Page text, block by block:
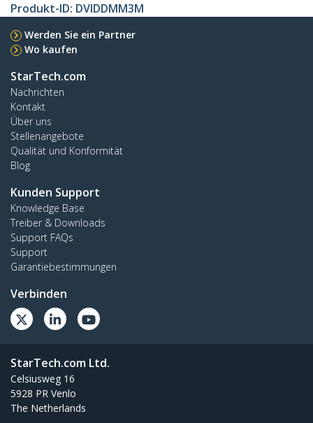
Produkt-ID: DVIDDMM3M
Werden Sie ein Partner
Wo kaufen
StarTech.com
Nachrichten
Kontakt
Über uns
Stellenangebote
Qualität und Konformität
Blog
Kunden Support
Knowledge Base
Treiber & Downloads
Support FAQs
Support
Garantiebestimmungen
Verbinden
StarTech.com Ltd.
Celsiusweg 16
5928 PR Venlo
The Netherlands